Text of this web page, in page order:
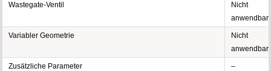
Wastegate-Ventil
Nicht
anwendbar
Variabler Geometrie
Nicht
anwendbar
Zusätzliche Parameter –